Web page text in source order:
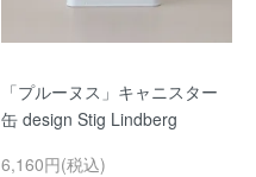
「プルーヌス」キャニスター
缶 design Stig Lindberg
6,160円(税込)